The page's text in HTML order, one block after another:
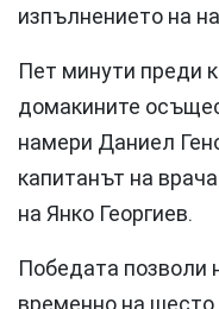
изпълнението на
Пет минути преди
домакините
намери Даниел
капитанът на
на Янко Георгиев.
Победата позволи
временно на шесто